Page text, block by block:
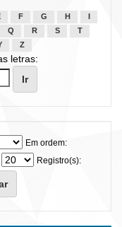
F G H
Q R S
T
Z
letras:
Em ordem:
Registro(s):